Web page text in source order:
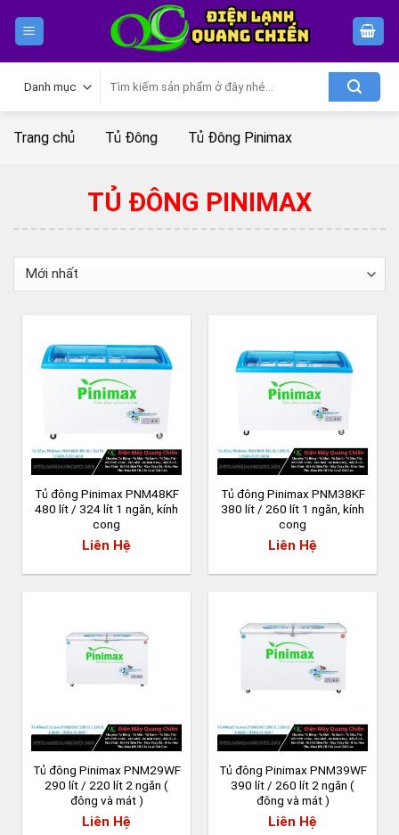
kiếm:
Trang chủ Tủ Đông Tủ Đông Pinimax
TỦ ĐÔNG PINIMAX
Tủ đông Pinimax PNM48KF
480 lít / 324 lít 1 ngăn, kính
cong
Liên Hệ
Tủ đông Pinimax PNM38KF
380 lít / 260 lít 1 ngăn, kính
cong
Liên Hệ
Tủ đông Pinimax PNM29WF
290 lít / 220 lít 2 ngăn (
đông và mát )
Liên Hệ
Tủ đông Pinimax PNM39WF
390 lít / 260 lít 2 ngăn (
đông và mát )
Liên Hệ